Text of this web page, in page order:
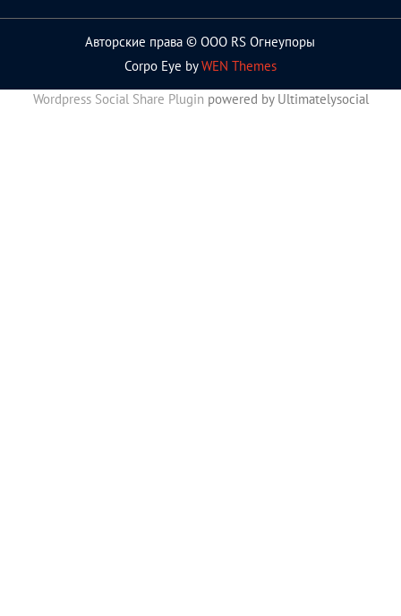
Авторские права © ООО RS Огнеупоры
Corpo Eye byWEN Themes
Wordpress Social Share Plugin powered by Ultimatelysocial